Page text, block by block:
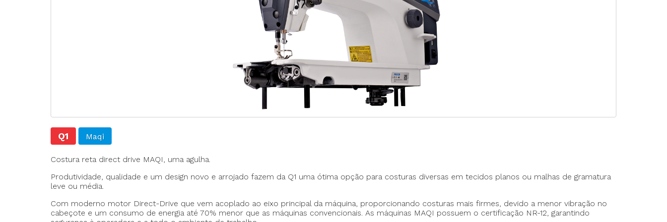
Máquina p/ Barra de Calça
Máquina Programável
Máquina de Passante
Transporte Duplo
Transporte Triplo
Travete
Q1 Maqi
Costura reta direct drive MAQI, uma agulha.
Produtividade, qualidade e um design novo e arrojado fazem da Q1 uma ótima opção para costuras diversas em tecidos planos ou malhas de gramatura
leve ou média.
Com moderno motor Direct-Drive que vem acoplado ao eixo principal da máquina, proporcionando costuras mais firmes, devido a menor vibração no
cabeçote e um consumo de energia até 70% menor que as máquinas convencionais. As máquinas MAQI possuem o certificação NR-12, garantindo